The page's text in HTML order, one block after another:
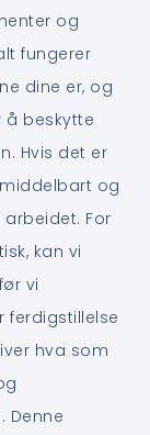
og
fungerer
dine er, og
å beskytte
Hvis det er
og
For
kan vi
vi
ferdigstillelse
hva som
Denne